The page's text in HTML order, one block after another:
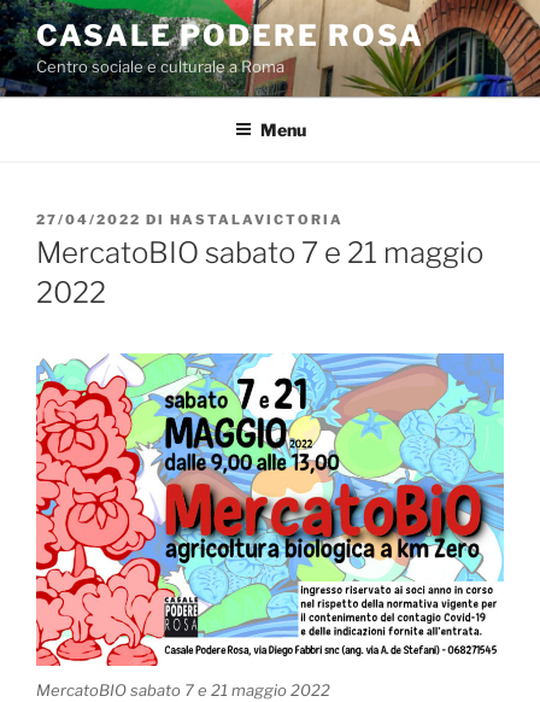
Salta
al
contenuto
CASALE PODERE ROSA
Centro sociale e culturale a Roma
Menu
PUBBLICATO
IL
27/04/2022 DI HASTALAVICTORIA
MercatoBIO sabato 7 e 21 maggio
2022
MercatoBIO sabato 7 e 21 maggio 2022